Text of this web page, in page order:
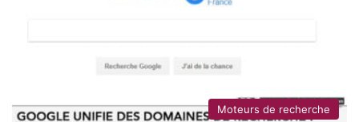
Moteurs de recherche